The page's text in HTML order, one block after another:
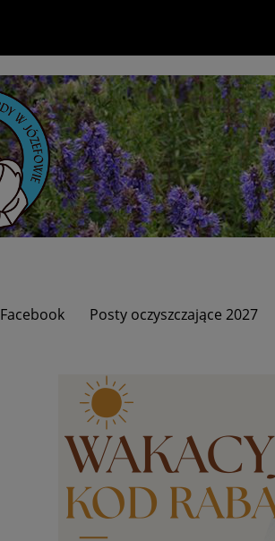
Facebook Posty oczyszczające 2027